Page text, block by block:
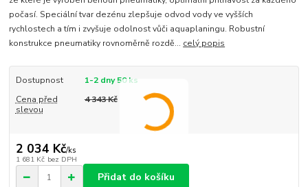
počasí. Speciální tvar dezénu zlepšuje odvod vody ve vyšších
rychlostech a tím i zvyšuje odolnost vůči aquaplaningu. Robustní
konstrukce pneumatiky rovnoměrně rozdě... celý popis
Dostupnost
1-2 dny 50 ks
Cena před
slevou
4 343 Kč
2 034 Kč/ks
1 681 Kč bez DPH
Přidat do košíku